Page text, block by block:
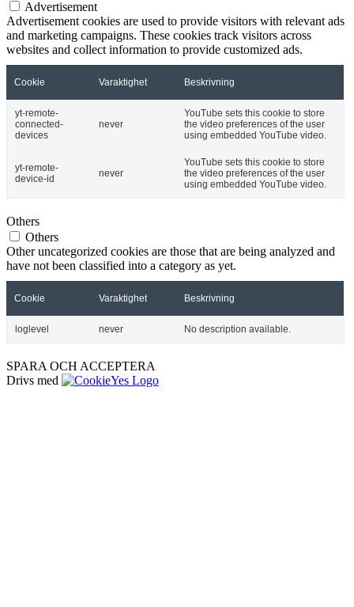
Advertisement
Advertisement cookies are used to provide visitors with relevant ads
and marketing campaigns. These cookies track visitors across
websites and collect information to provide customized ads.
Cookie Varaktighet Beskrivning
yt-remote-
connected-
devices
never
YouTube sets this cookie to store
the video preferences of the user
using embedded YouTube video.
yt-remote-
device-id
never
YouTube sets this cookie to store
the video preferences of the user
using embedded YouTube video.
Others
Others
Other uncategorized cookies are those that are being analyzed and
have not been classified into a category as yet.
Cookie Varaktighet Beskrivning
loglevel never No description available.
SPARA OCH ACCEPTERA
Drivs med